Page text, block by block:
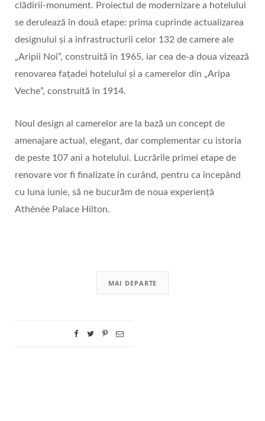
clădirii-monument. Proiectul de modernizare a hotelului
se derulează în două etape: prima cuprinde actualizarea
designului și a infrastructurii celor 132 de camere ale
„Aripii Noi”, construită în 1965, iar cea de-a doua vizează
renovarea fațadei hotelului și a camerelor din „Aripa
Veche”, construită în 1914.
Noul design al camerelor are la bază un concept de
amenajare actual, elegant, dar complementar cu istoria
de peste 107 ani a hotelului. Lucrările primei etape de
renovare vor fi finalizate în curând, pentru ca începând
cu luna iunie, să ne bucurăm de noua experiență
Athénée Palace Hilton.
MAI DEPARTE